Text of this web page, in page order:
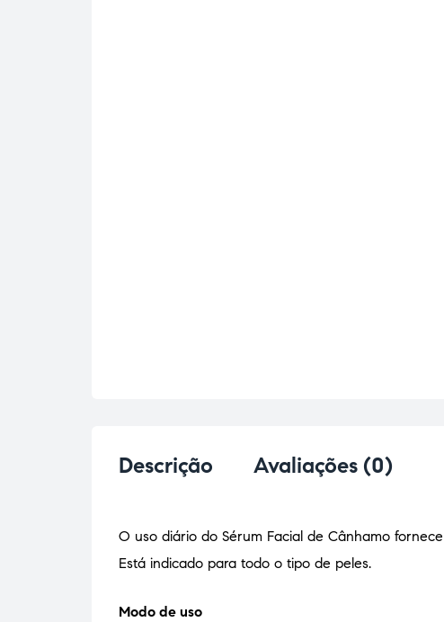
Descrição Avaliações (0)
O uso diário do Sérum Facial de Cânhamo
Está indicado para todo o tipo de peles.
Modo de uso